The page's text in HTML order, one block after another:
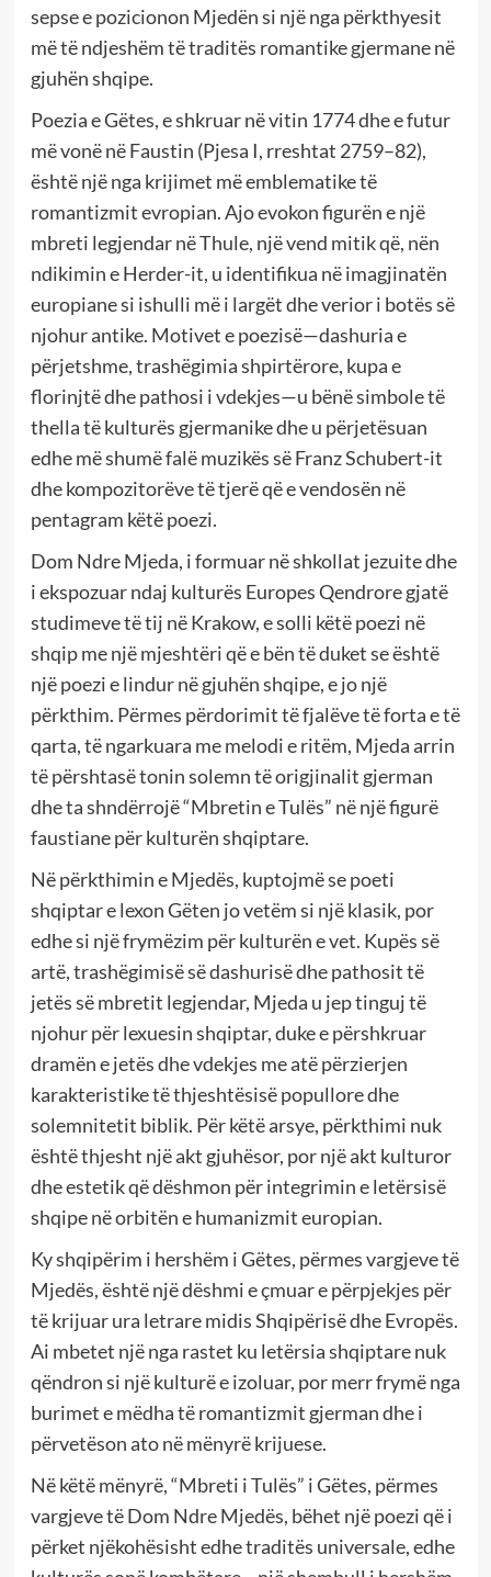
sepse e pozicionon Mjedën si një nga përkthyesit
më të ndjeshëm të traditës romantike gjermane në
gjuhën shqipe.
Poezia e Gëtes, e shkruar në vitin 1774 dhe e futur
më vonë në Faustin (Pjesa I, rreshtat 2759–82),
është një nga krijimet më emblematike të
romantizmit evropian. Ajo evokon figurën e një
mbreti legjendar në Thule, një vend mitik që, nën
ndikimin e Herder-it, u identifikua në imagjinatën
europiane si ishulli më i largët dhe verior i botës së
njohur antike. Motivet e poezisë—dashuria e
përjetshme, trashëgimia shpirtërore, kupa e
florinjtë dhe pathosi i vdekjes—u bënë simbole të
thella të kulturës gjermanike dhe u përjetësuan
edhe më shumë falë muzikës së Franz Schubert-it
dhe kompozitorëve të tjerë që e vendosën në
pentagram këtë poezi.
Dom Ndre Mjeda, i formuar në shkollat jezuite dhe
i ekspozuar ndaj kulturës Europes Qendrore gjatë
studimeve të tij në Krakow, e solli këtë poezi në
shqip me një mjeshtëri që e bën të duket se është
një poezi e lindur në gjuhën shqipe, e jo një
përkthim. Përmes përdorimit të fjalëve të forta e të
qarta, të ngarkuara me melodi e ritëm, Mjeda arrin
të përshtasë tonin solemn të origjinalit gjerman
dhe ta shndërrojë “Mbretin e Tulës” në një figurë
faustiane për kulturën shqiptare.
Në përkthimin e Mjedës, kuptojmë se poeti
shqiptar e lexon Gëten jo vetëm si një klasik, por
edhe si një frymëzim për kulturën e vet. Kupës së
artë, trashëgimisë së dashurisë dhe pathosit të
jetës së mbretit legjendar, Mjeda u jep tinguj të
njohur për lexuesin shqiptar, duke e përshkruar
dramën e jetës dhe vdekjes me atë përzierjen
karakteristike të thjeshtësisë popullore dhe
solemnitetit biblik. Për këtë arsye, përkthimi nuk
është thjesht një akt gjuhësor, por një akt kulturor
dhe estetik që dëshmon për integrimin e letërsisë
shqipe në orbitën e humanizmit europian.
Ky shqipërim i hershëm i Gëtes, përmes vargjeve të
Mjedës, është një dëshmi e çmuar e përpjekjes për
të krijuar ura letrare midis Shqipërisë dhe Evropës.
Ai mbetet një nga rastet ku letërsia shqiptare nuk
qëndron si një kulturë e izoluar, por merr frymë nga
burimet e mëdha të romantizmit gjerman dhe i
përvetëson ato në mënyrë krijuese.
Në këtë mënyrë, “Mbreti i Tulës” i Gëtes, përmes
vargjeve të Dom Ndre Mjedës, bëhet një poezi që i
përket njëkohësisht edhe traditës universale, edhe